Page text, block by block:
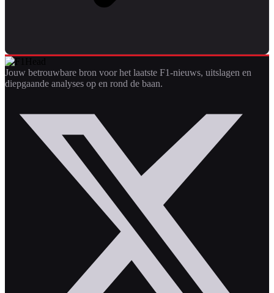
Jouw betrouwbare bron voor het laatste F1-nieuws, uitslagen en
diepgaande analyses op en rond de baan.